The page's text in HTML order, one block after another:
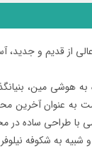
عالی از قدیم و
هوشی مین،
به عنوان آخرین
به شکوفه